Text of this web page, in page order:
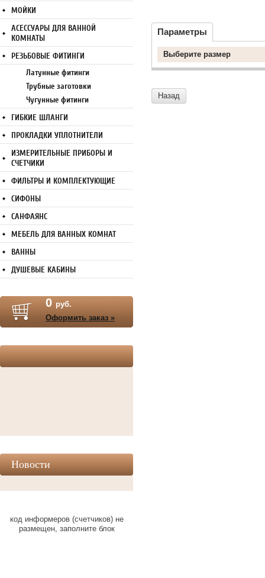
Параметры
Выберите размер
Назад
МОЙКИ
АСЕССУАРЫ ДЛЯ ВАННОЙ
КОМНАТЫ
РЕЗЬБОВЫЕ ФИТИНГИ
Латунные фитинги
Трубные заготовки
Чугунные фитинги
ГИБКИЕ ШЛАНГИ
ПРОКЛАДКИ УПЛОТНИТЕЛИ
ИЗМЕРИТЕЛЬНЫЕ ПРИБОРЫ И
СЧЕТЧИКИ
ФИЛЬТРЫ И КОМПЛЕКТУЮЩИЕ
СИФОНЫ
САНФАЯНС
МЕБЕЛЬ ДЛЯ ВАННЫХ КОМНАТ
ВАННЫ
ДУШЕВЫЕ КАБИНЫ
0 руб.
Оформить заказ »
Новости
код информеров (счетчиков) не
размещен, заполните блок